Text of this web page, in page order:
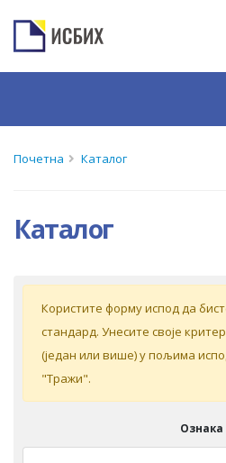
Почетна Каталог
Каталог
Кoриститe форму испoд дa
стaндaрд. Унeситe свoje
(jeдaн или вишe) у пoљимa
"Tрaжи".
Ознака